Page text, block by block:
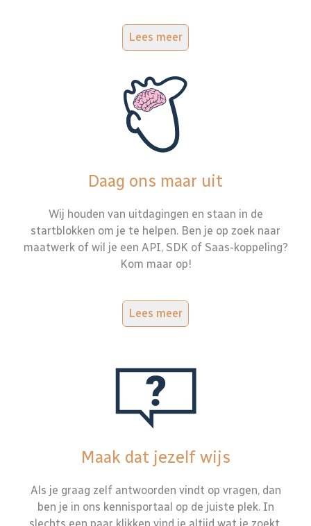
Lees meer
Daag ons maar uit
Wij houden van uitdagingen en staan in de
startblokken om je te helpen. Ben je op zoek naar
maatwerk of wil je een API, SDK of Saas-koppeling?
Kom maar op!
Lees meer
Maak dat jezelf wijs
Als je graag zelf antwoorden vindt op vragen, dan
ben je in ons kennisportaal op de juiste plek. In
slechts een paar klikken vind je altijd wat je zoekt.